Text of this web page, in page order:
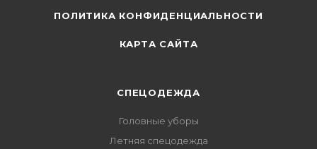
ПОЛИТИКА КОНФИДЕНЦИАЛЬНОСТИ
КАРТА САЙТА
СПЕЦОДЕЖДА
Головные уборы
Летняя спецодежда